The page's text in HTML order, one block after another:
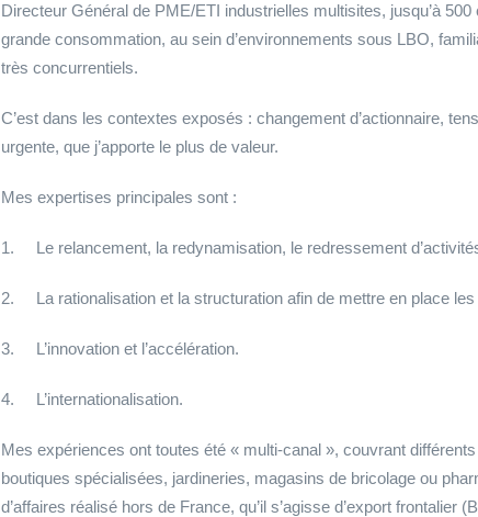
Directeur Général de PME/ETI industrielles multisites, jusqu’à
grande consommation, au sein d’environnements sous LBO,
très concurrentiels.
C’est dans les contextes exposés : changement d’actionnaire,
urgente, que j’apporte le plus de valeur.
Mes expertises principales sont :
1. Le relancement, la redynamisation, le redressement
2. La rationalisation et la structuration afin de mettre en place les
3. L’innovation et l’accélération.
4. L’internationalisation.
Mes expériences ont toutes été « multi-canal », couvrant
boutiques spécialisées, jardineries, magasins de bricolage ou
d’affaires réalisé hors de France, qu’il s’agisse d’export